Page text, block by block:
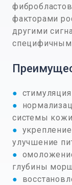
факторами
другими
●
●
системы
●
улучшение
●
глубины
●